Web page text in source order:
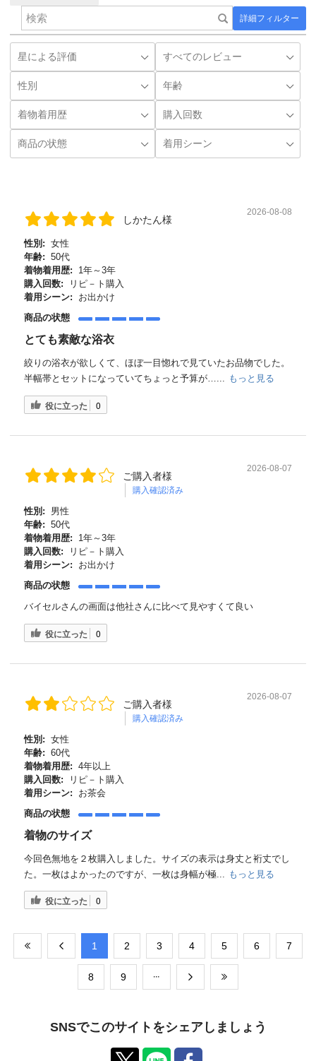
詳細フィルター
しかたん様
2026-08-08
性別: 女性
年齢: 50代
着物着用歴:
1年～3年
購入回数:
リピ－ト購入
着用シーン:
お出かけ
商品の状態
とても素敵な浴衣
絞りの浴衣が欲しくて、ほぼ一目惚れで見ていたお品物でした。
半幅帯とセットになっていてちょっと予算が…... もっと見る
役に立った 0
ご購入者様
購入確認済み
2026-08-07
性別:
男性
年齢: 50代
着物着用歴:
1年～3年
購入回数:
リピ－ト購入
着用シーン:
お出かけ
商品の状態
バイセルさんの画面は他社さんに比べて見やすくて良い
役に立った 0
ご購入者様
購入確認済み
2026-08-07
性別: 女性
年齢: 60代
着物着用歴: 4年以上
購入回数:
リピ－ト購入
着用シーン:
お茶会
商品の状態
着物のサイズ
今回色無地を２枚購入しました。サイズの表示は身丈と裄丈でし
た。一枚はよかったのですが、一枚は身幅が極...
もっと見る
役に立った 0
​1 ​2 ​3 ​4 ​5 ​6 ​7
​8 ​9
SNSでこのサイトをシェアしましょう